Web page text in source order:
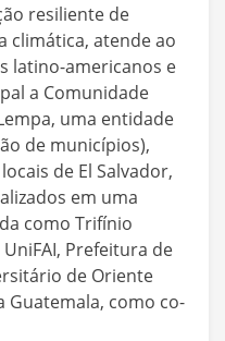
resiliente de
climática, atende ao
latino-americanos e
a Comunidade
uma entidade
de municípios),
de El Salvador,
em uma
como Trifínio
Prefeitura de
de Oriente
Guatemala, como co-